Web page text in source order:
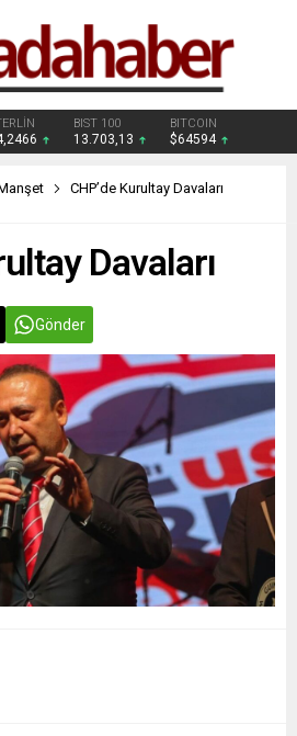
BIST 100
13.703,13
BITCOIN
$64594
CHP’de Kurultay Davaları
Davaları
Gönder